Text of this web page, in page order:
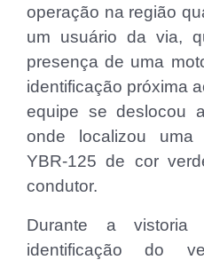
operação na região
um usuário da via,
presença de uma
identificação próxima
equipe se deslocou
onde localizou uma
YBR-125 de cor
condutor.
Durante a vistoria
identificação do